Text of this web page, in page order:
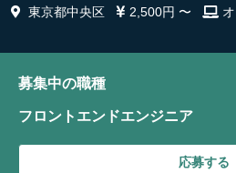
東京都中央区 2,500円 〜
募集中の職種
フロントエンドエンジニア
応募する